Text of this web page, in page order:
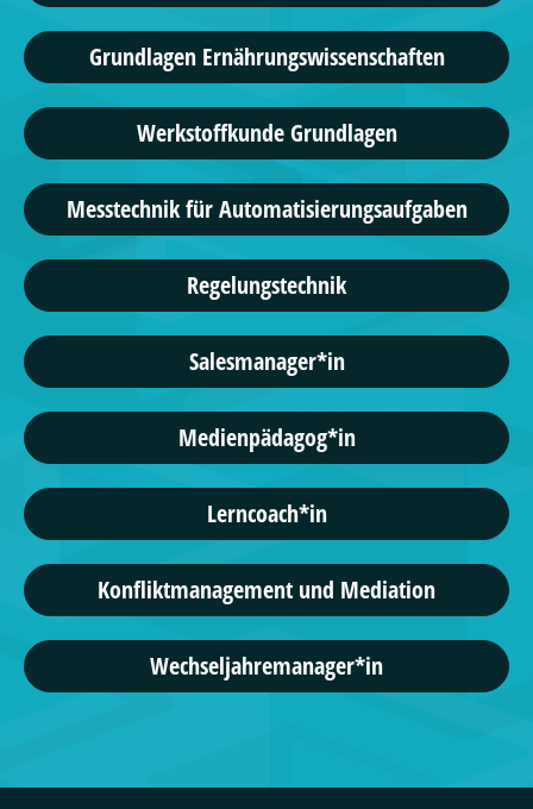
Grundlagen Ernährungswissenschaften
Werkstoffkunde Grundlagen
Messtechnik für Automatisierungsaufgaben
Regelungstechnik
Salesmanager*in
Medienpädagog*in
Lerncoach*in
Konfliktmanagement und Mediation
Wechseljahremanager*in